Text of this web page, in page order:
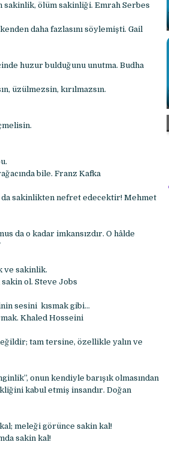
ölüm sakinliği. Emrah Serbes
daha fazlasını söylemişti. Gail
huzur bulduğunu unutma. Budha
üzülmezsin, kırılmazsın.
bile. Franz Kafka
da sakinlikten nefret edecektir! Mehmet
da o kadar imkansızdır. O hâlde
ve sakinlik.
ol. Steve Jobs
sesini kısmak gibi…
Khaled Hosseini
tam tersine, özellikle yalın ve
onun kendiyle barışık olmasından
kabul etmiş insandır. Doğan
meleği görünce sakin kal!
sakin kal!